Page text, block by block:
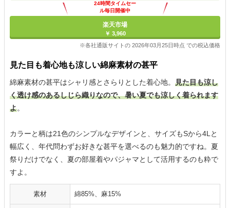
24時間タイムセー
ル毎日開催中
楽天市場
￥ 3,960
※各社通販サイトの 2026年03月25日時点 での税込価格
見た目も着心地も涼しい綿麻素材の甚平
綿麻素材の甚平はシャリ感とさらりとした着心地。 見た目も涼し
く透け感のあるしじら織りなので、暑い夏でも涼しく着られます
よ。
カラーと柄は21色のシンプルなデザインと、サイズもSから4Lと
幅広く、年代問わずお好きな甚平を選べるのも魅力的ですね。夏
祭りだけでなく、夏の部屋着やパジャマとして活用するのも粋で
すよ。
素材 綿85%、麻15%